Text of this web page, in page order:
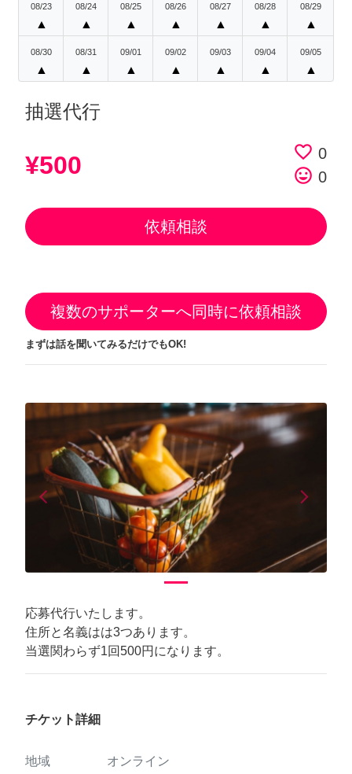
08/23
▲
08/24
▲
08/25
▲
08/26
▲
08/27
▲
08/28
▲
08/29
▲
08/30
▲
08/31
▲
09/01
▲
09/02
▲
09/03
▲
09/04
▲
09/05
▲
抽選代行
¥500 favorite_border 0
tag_faces 0
依頼相談
複数のサポーターへ同時に依頼相談
まずは話を聞いてみるだけでもOK!
arrow_back_iosPrevious arrow_forward_iosNext
応募代行いたします。
住所と名義はは3つあります。
当選関わらず1回500円になります。
チケット詳細
地域 オンライン